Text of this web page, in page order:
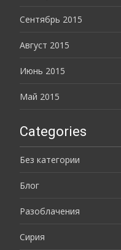
Сентябрь 2015
Август 2015
Июнь 2015
Май 2015
Categories
Без категории
Блог
Разоблачения
Сирия